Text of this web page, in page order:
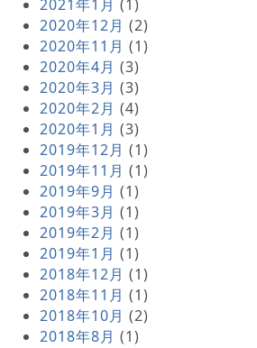
2021年1月 (1)
2020年12月 (2)
2020年11月 (1)
2020年4月 (3)
2020年3月 (3)
2020年2月 (4)
2020年1月 (3)
2019年12月 (1)
2019年11月 (1)
2019年9月 (1)
2019年3月 (1)
2019年2月 (1)
2019年1月 (1)
2018年12月 (1)
2018年11月 (1)
2018年10月 (2)
2018年8月 (1)